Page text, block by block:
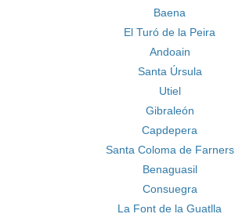
Baena
El Turó de la Peira
Andoain
Santa Úrsula
Utiel
Gibraleón
Capdepera
Santa Coloma de Farners
Benaguasil
Consuegra
La Font de la Guatlla